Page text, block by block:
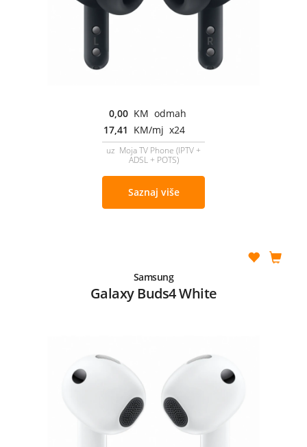
0,00 KM odmah
17,41 KM/mj x24
uz Moja TV Phone (IPTV +
ADSL + POTS)
Saznaj više
Samsung
Galaxy Buds4 White